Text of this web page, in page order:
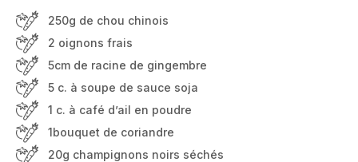
250g de chou chinois
2 oignons frais
5cm de racine de gingembre
5 c. à soupe de sauce soja
1 c. à café d’ail en poudre
1bouquet de coriandre
20g champignons noirs séchés